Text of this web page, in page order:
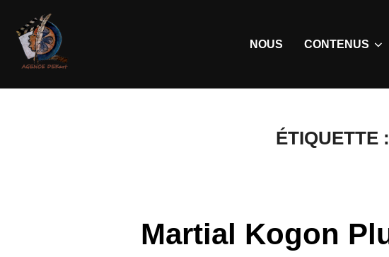
NOUS CONTENUS
ÉTIQUETTE :
Martial Kogon